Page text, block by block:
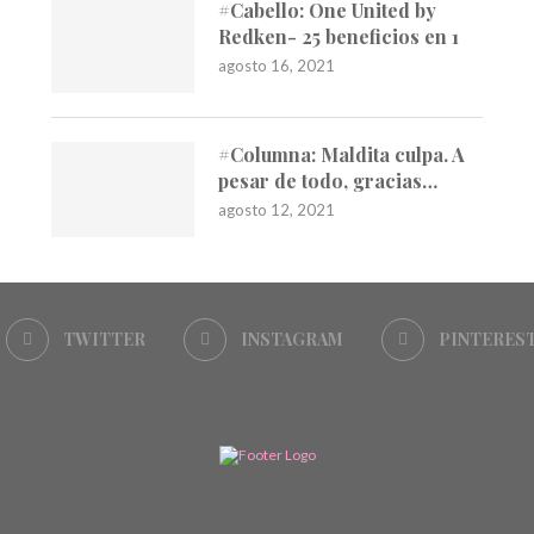
#Cabello: One United by
Redken- 25 beneficios en 1
agosto 16, 2021
#Columna: Maldita culpa. A
pesar de todo, gracias…
agosto 12, 2021
TWITTER INSTAGRAM